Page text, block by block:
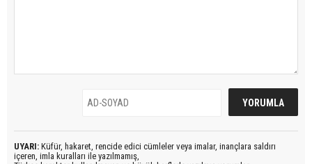
UYARI: Küfür, hakaret, rencide edici cümleler veya imalar, inançlara saldırı
içeren, imla kuralları ile yazılmamış,